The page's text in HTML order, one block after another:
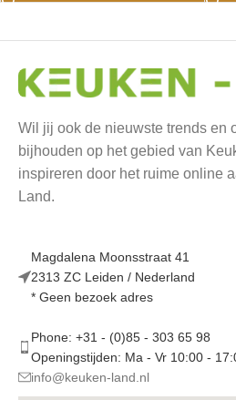
Wil jij ook de nieuwste trends en
bijhouden op het gebied van
inspireren door het ruime online
Land.
Magdalena Moonsstraat 41
2313 ZC Leiden / Nederland
* Geen bezoek adres
Phone: +31 - (0)85 - 303 65 98
Openingstijden: Ma - Vr 10:00 -
info@keuken-land.nl